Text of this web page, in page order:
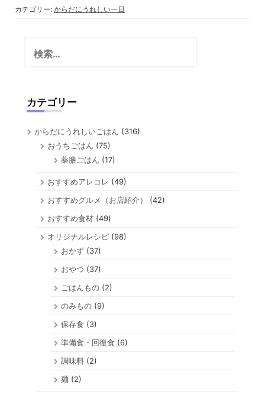
カテゴリー: からだにうれしい一日
カテゴリー
からだにうれしいごはん (316)
おうちごはん (75)
薬膳ごはん (17)
おすすめアレコレ (49)
おすすめグルメ（お店紹介）
(42)
おすすめ食材 (49)
オリジナルレシピ (98)
おかず(37)
おやつ (37)
ごはんもの(2)
のみもの(9)
保存食 (3)
準備食・回復食 (6)
調味料(2)
麺 (2)